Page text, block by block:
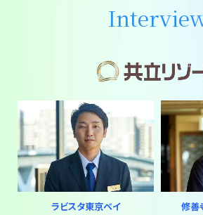
ラビスタ東京ベイ
修善